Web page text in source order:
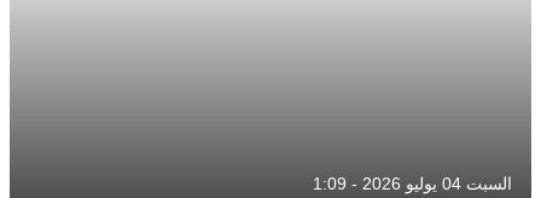
السبت 04 يوليو 2026 - 1:09